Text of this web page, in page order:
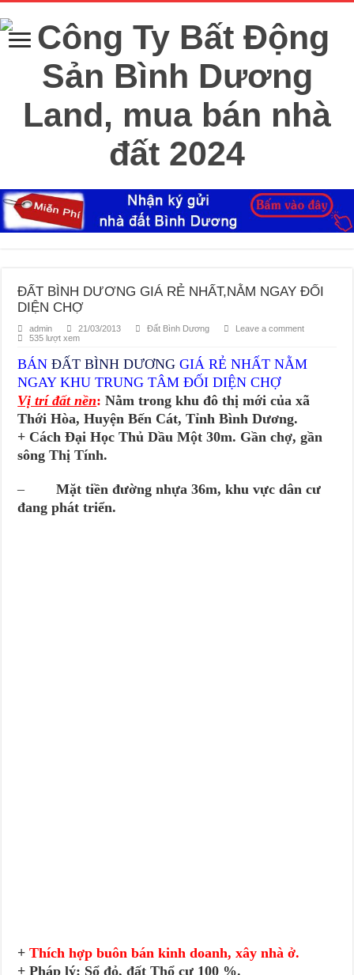
ĐẤT BÌNH DƯƠNG GIÁ RẺ NHẤT,NẰM NGAY ĐỐI
DIỆN CHỢ
admin 21/03/2013 Đất Bình Dương
Leave a comment
535 lượt xem
BÁNĐẤT BÌNH DƯƠNG GIÁ RẺ NHẤT NẰM
NGAY KHU TRUNG TÂM ĐỐI DIỆN CHỢ
Vị trí đất nền: Nằm trong khu đô thị mới của xã
Thới Hòa, Huyện Bến Cát, Tỉnh Bình Dương.
+ Cách Đại Học Thủ Dầu Một 30m. Gần chợ, gần
sông Thị Tính.
–Mặt tiền đường nhựa 36m, khu vực dân cư
đang phát triển.
+Thích hợp buôn bán kinh doanh, xây nhà ở.
+Pháp lý: Sổ đỏ,đất Thổ cư 100 %.